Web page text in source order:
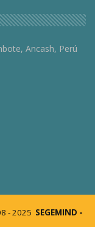
Ancash, Perú
- 2025 SEGEMIND -